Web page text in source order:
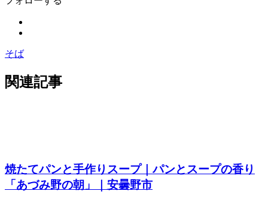
そば
関連記事
焼たてパンと手作りスープ｜パンとスープの香り
「あづみ野の朝」｜安曇野市